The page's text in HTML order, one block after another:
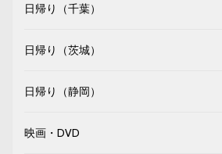
日帰り（千葉）
日帰り（茨城）
日帰り（静岡）
映画・DVD